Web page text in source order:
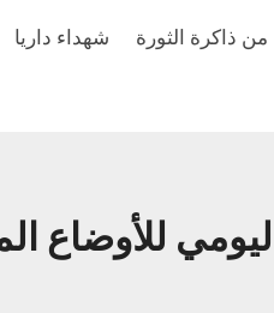
شهداء داريا من ذاكرة الثورة
للأوضاع